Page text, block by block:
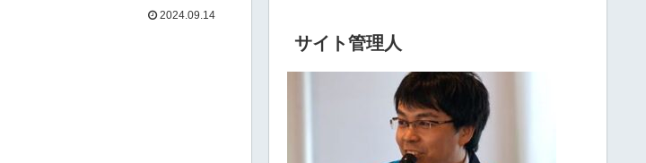
2024.09.14
サイト管理人